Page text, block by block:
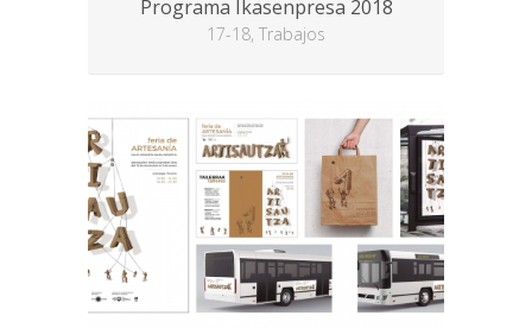
Programa Ikasenpresa 2018
17-18, Trabajos